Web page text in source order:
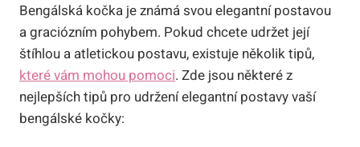
Bengálská kočka je známá svou elegantní postavou
a graciózním pohybem. Pokud chcete udržet její
štíhlou a atletickou postavu, existuje několik tipů,
které vám mohou pomoci. Zde jsou některé z
nejlepších tipů pro udržení elegantní postavy vaší
bengálské kočky: